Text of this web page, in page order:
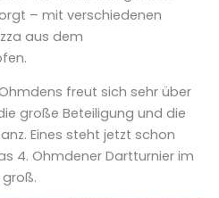
– mit verschiedenen
aus dem
freut sich sehr über
große Beteiligung und die
Eines steht jetzt schon
4. Ohmdener Dartturnier im